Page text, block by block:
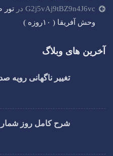
G2j5vAj9tBZ9n4J6vc در تور
وحش آفریقا ( ۱۰روزه )
آخرین های وبلاگ
تغییر ناگهانی رویه
شرح کامل روز شمار